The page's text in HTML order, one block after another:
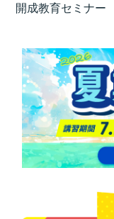
開成教育セミナー